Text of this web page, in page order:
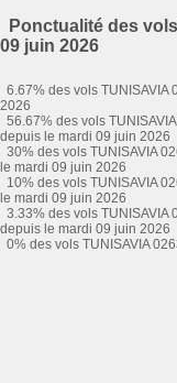
Ponctualité des
09 juin 2026
6.67% des vols TUNISAVIA
2026
56.67% des vols
depuis le mardi 09 juin 2026
30% des vols TUNISAVIA
le mardi 09 juin 2026
10% des vols TUNISAVIA
le mardi 09 juin 2026
3.33% des vols TUNISAVIA
depuis le mardi 09 juin 2026
0% des vols TUNISAVIA